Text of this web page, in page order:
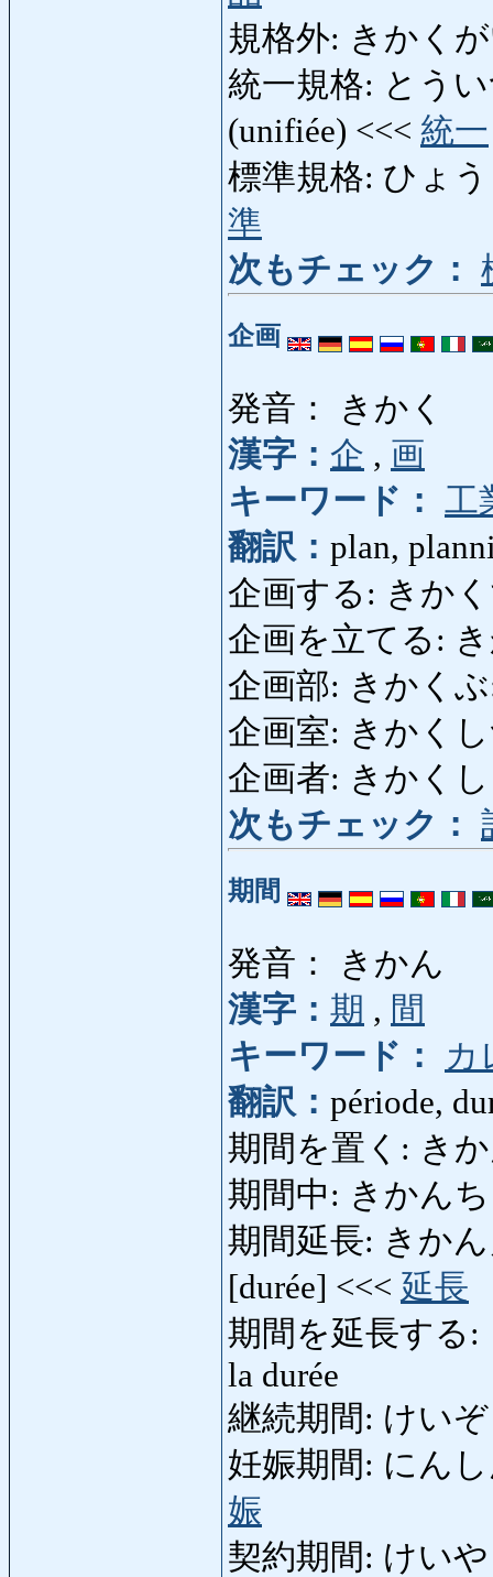
規格外: きかく
統一規格: とうい
(unifiée) <<< 統一
標準規格: ひょ
準
次もチェック：
企画
発音： きかく
漢字： 企 , 画
キーワード： 工
翻訳： plan,
企画する: きかく
企画を立てる:
企画部: きかく
企画室: きかく
企画者: きかくし
次もチェック：
期間
発音： きかん
漢字： 期 , 間
キーワード：
カ
翻訳： période,
期間を置く: き
期間中: きかんち
期間延長: きかん
[durée] <<< 延長
期間を延長する:
la durée
継続期間: けい
妊娠期間: にんし
娠
契約期間: けい